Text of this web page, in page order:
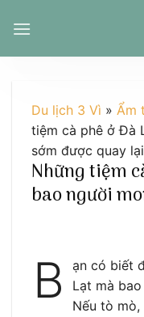
đến
Du lịch 3 Vì » Ẩm
tiệm cà phê ở Đà
sớm được quay lại
Những tiệm
bao người
B
ạn có biết
Lạt mà
Nếu tò